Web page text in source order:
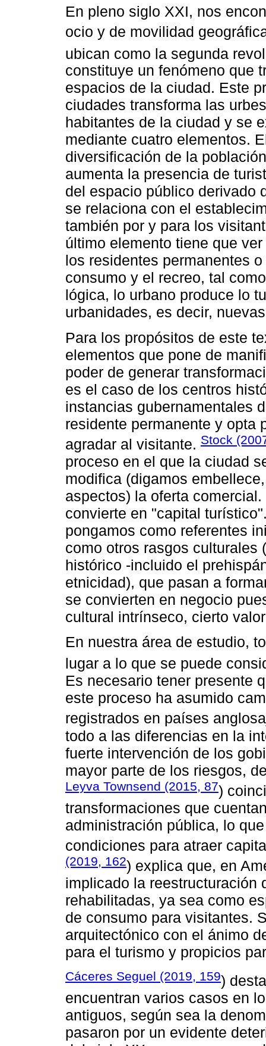
En pleno siglo XXI, nos
ocio y de movilidad
ubican como la segunda
constituye un fenómeno que
espacios de la ciudad. Este
ciudades transforma las
habitantes de la ciudad y se
mediante cuatro elementos.
diversificación de la
aumenta la presencia de
del espacio público derivado
se relaciona con el
también por y para los
último elemento tiene que
los residentes permanentes
consumo y el recreo, tal
lógica, lo urbano produce lo
urbanidades, es decir,
Para los propósitos de este
elementos que pone de
poder de generar
es el caso de los centros
instancias gubernamentales
residente permanente y opta
agradar al visitante. Stock
proceso en el que la ciudad
modifica (digamos
aspectos) la oferta
convierte en "capital
pongamos como referentes
como otros rasgos culturales
histórico -incluido el
etnicidad), que pasan a
se convierten en negocio
cultural intrínseco, cierto
En nuestra área de estudio,
lugar a lo que se puede
Es necesario tener presente
este proceso ha asumido
registrados en países
todo a las diferencias en la
fuerte intervención de los
mayor parte de los riesgos,
Leyva Townsend (2015, 87)
transformaciones que
administración pública, lo
condiciones para atraer
(2019, 162) explica que, en
implicado la reestructuración
rehabilitadas, ya sea como
de consumo para visitantes.
arquitectónico con el ánimo
para el turismo y propicios
Cáceres Seguel (2019, 159)
encuentran varios casos en
antiguos, según sea la
pasaron por un evidente